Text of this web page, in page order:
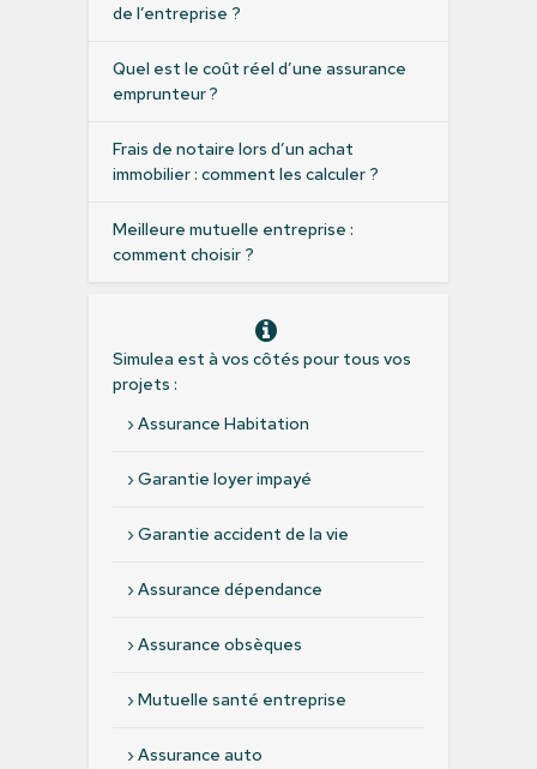
de l’entreprise ?
Quel est le coût réel d’une assurance
emprunteur ?
Frais de notaire lors d’un achat
immobilier : comment les calculer ?
Meilleure mutuelle entreprise :
comment choisir ?
Simulea est à vos côtés pour tous vos
projets :
› Assurance Habitation
› Garantie loyer impayé
› Garantie accident de la vie
› Assurance dépendance
› Assurance obsèques
› Mutuelle santé entreprise
› Assurance auto